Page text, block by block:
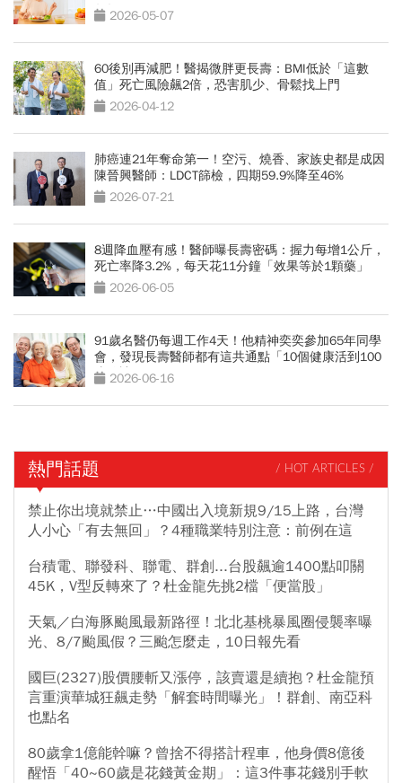
年輕2026-05-07
60後別再減肥！醫揭微胖更長壽：BMI低於「這數
值」死亡風險飆2倍，恐害肌少、骨鬆找上門
2026-04-12
肺癌連21年奪命第一！空污、燒香、家族史都是成因
陳晉興醫師：LDCT篩檢，四期59.9%降至46%
2026-07-21
8週降血壓有感！醫師曝長壽密碼：握力每增1公斤，
死亡率降3.2%，每天花11分鐘「效果等於1顆藥」
2026-06-05
91歲名醫仍每週工作4天！他精神奕奕參加65年同學
會，發現長壽醫師都有這共通點「10個健康活到100
歲秘訣」
2026-06-16
熱門話題 / HOT ARTICLES /
禁止你出境就禁止…中國出入境新規9/15上路，台灣
人小心「有去無回」？4種職業特別注意：前例在這
台積電、聯發科、聯電、群創...台股飆逾1400點叩關
45K，V型反轉來了？杜金龍先挑2檔「便當股」
天氣／白海豚颱風最新路徑！北北基桃暴風圈侵襲率曝
光、8/7颱風假？三颱怎麼走，10日報先看
國巨(2327)股價腰斬又漲停，該賣還是續抱？杜金龍預
言重演華城狂飆走勢「解套時間曝光」！群創、南亞科
也點名
80歲拿1億能幹嘛？曾捨不得搭計程車，他身價8億後
醒悟「40~60歲是花錢黃金期」：這3件事花錢別手軟